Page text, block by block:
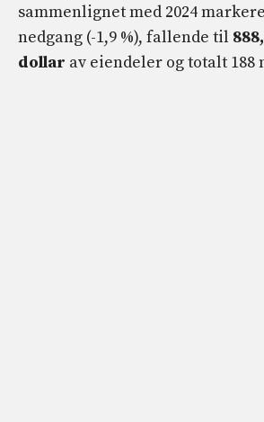
sammenlignet med 2024
nedgang (-1,9 %), fallende til
dollar av eiendeler og totalt